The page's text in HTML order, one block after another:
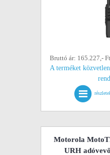
Bruttó ár: 165.227,-
A terméket
Motorola
URH